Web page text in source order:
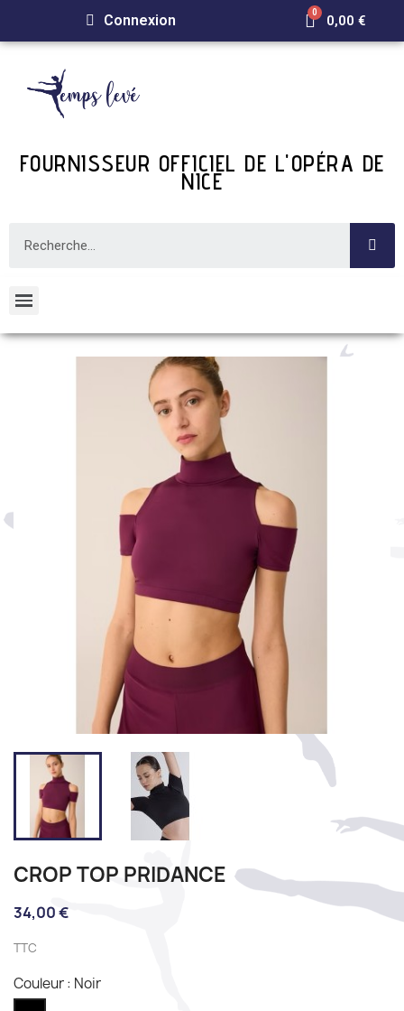
Connexion 0,00 €
FOURNISSEUR OFFICIEL DE L'OPÉRA DE
NICE
CROP TOP PRIDANCE
34,00 €
TTC
Couleur : Noir